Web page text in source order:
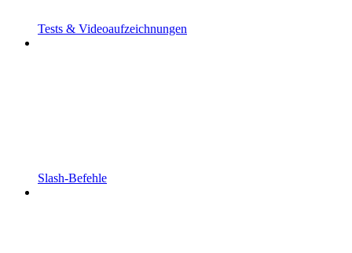
Tests & Videoaufzeichnungen
Slash-Befehle